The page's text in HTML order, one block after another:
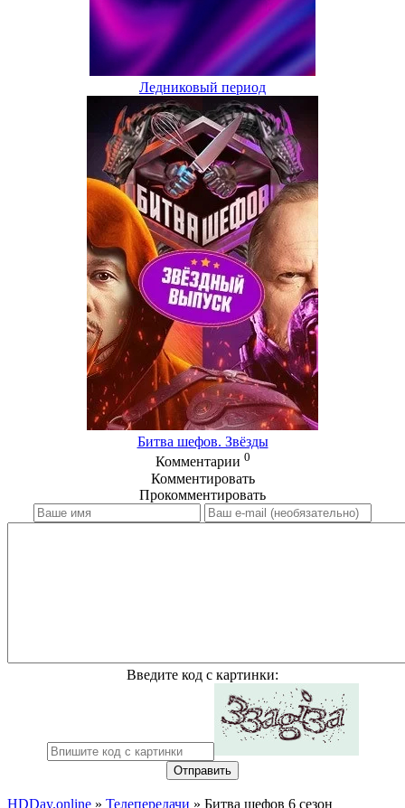
Ледниковый период
Битва шефов. Звёзды
Комментарии 0
Комментировать
Прокомментировать
Введите код с картинки:
Отправить
HDDay.online » Телепередачи » Битва шефов 6 сезон